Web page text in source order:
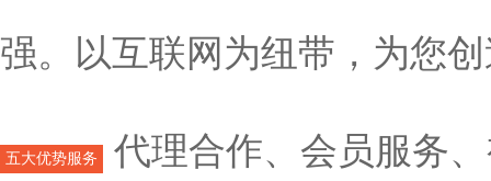
强。以互联网为纽带，为您
五大优势服务 代理合作、会员服务